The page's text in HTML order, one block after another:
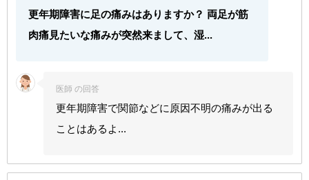
更年期障害に足の痛みはありますか？ 両足が筋
肉痛見たいな痛みが突然来まして、湿...
医師 の回答
更年期障害で関節などに原因不明の痛みが出る
ことはあるよ...